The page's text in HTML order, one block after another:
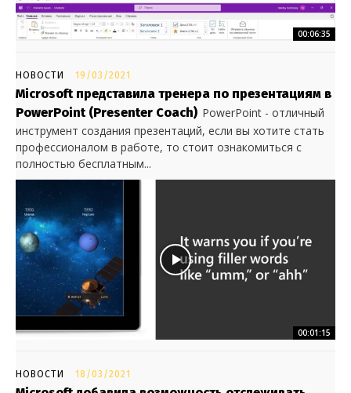
00:06:35
НОВОСТИ 19/03/2021
Microsoft представила тренера по презентациям в
PowerPoint (Presenter Coach) PowerPoint - отличный
инструмент создания презентаций, если вы хотите стать
профессионалом в работе, то стоит ознакомиться с
полностью бесплатным...
00:01:15
НОВОСТИ 18/03/2021